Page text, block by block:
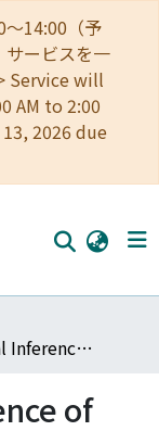
～14:00（予
サービスを一
Service will
AM to 2:00
2026 due
1439 Statistical Inference of Records and Related Statistics
of